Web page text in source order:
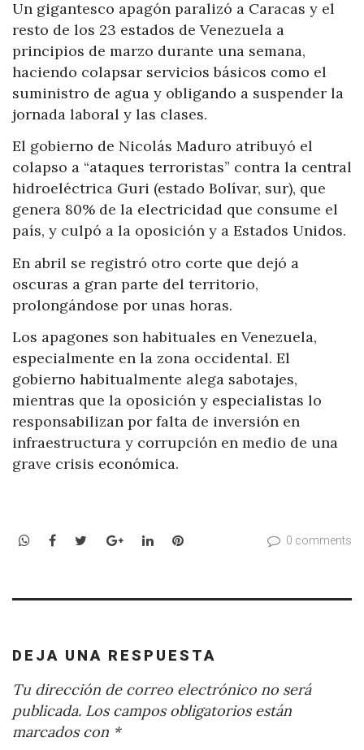
Un gigantesco apagón paralizó a Caracas y el
resto de los 23 estados de Venezuela a
principios de marzo durante una semana,
haciendo colapsar servicios básicos como el
suministro de agua y obligando a suspender la
jornada laboral y las clases.
El gobierno de Nicolás Maduro atribuyó el
colapso a “ataques terroristas” contra la central
hidroeléctrica Guri (estado Bolívar, sur), que
genera 80% de la electricidad que consume el
país, y culpó a la oposición y a Estados Unidos.
En abril se registró otro corte que dejó a
oscuras a gran parte del territorio,
prolongándose por unas horas.
Los apagones son habituales en Venezuela,
especialmente en la zona occidental. El
gobierno habitualmente alega sabotajes,
mientras que la oposición y especialistas lo
responsabilizan por falta de inversión en
infraestructura y corrupción en medio de una
grave crisis económica.
WhatsApp
Facebook
TwitterGoogle+LinkedInPinterest 0 comments
DEJA UNA RESPUESTA
Tu dirección de correo electrónico no será
publicada. Los campos obligatorios están
marcados con *